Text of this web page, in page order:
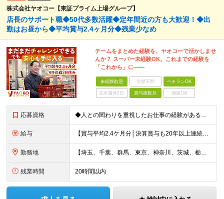
株式会社ヤオコー【東証プライム上場グループ】
店長のサポート職◆50代多数活躍◆定年間近の方も大歓迎！◆出
勤はお昼から◆平均賞与2.4ヶ月分◆残業少なめ
チームをまとめた経験を、ヤオコーで活かしませ
んか？ スーパー未経験OK。これまでの経験を
「これから」に――
未経験歓迎 学歴不問 ベテランOK
完全週休2日 賞与複数月 面接1回
応募資格 ◆人との関わりを重視したお仕事の経験がある方 とくにチームをまとめた経験がある方を歓迎します ┗例えば… □スーパーマーケット・ホームセンター・ドラッグストアなどの 小売業でチームをまと
給与 【賞与平均2.4ケ月分│決算賞与も20年以上連続で支給中！】 ＜月収例＞ 月収29万円（地域限定正社員／残業代・各種手当含む） 月収26万円（契約社員／残業代・各種手当含む） ◆月給：月給258,
勤務地 【埼玉、千葉、群馬、東京、神奈川、茨城、栃木の各店舗で積極採用中！U・Iターン歓迎】 【群馬県】 安中/伊勢崎/太田/桐生/高崎/館林/富岡/ 中之条/藤岡/前橋 【茨城県】 古河/取手/竜ヶ崎
残業時間 20時間以内